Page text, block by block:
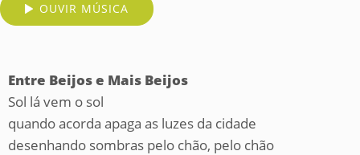
OUVIR MÚSICA
Entre Beijos e Mais Beijos
Sol lá vem o sol
quando acorda apaga as luzes da cidade
desenhando sombras pelo chão, pelo chão